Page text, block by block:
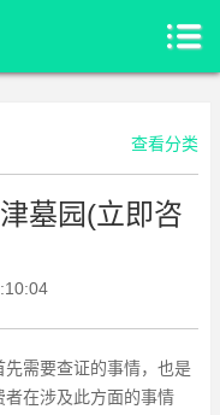
查看分类
墓园(立即咨
需要查证的事情，也是
在涉及此方面的事情